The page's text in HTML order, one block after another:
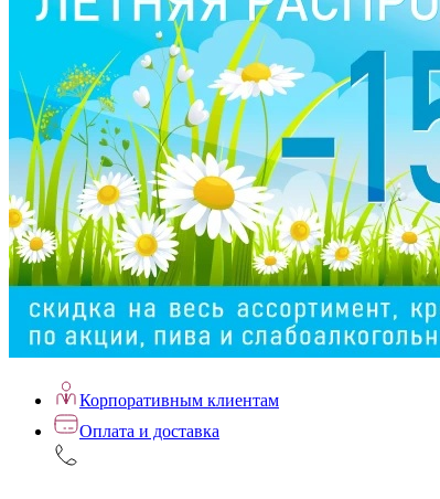
Корпоративным клиентам
Оплата и доставка